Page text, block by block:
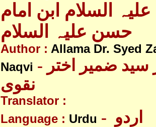
السلام ابن امام
Author : Allama Dr. Syed
Naqvi - علامہ ڈاکٹر سید ضمیر اختر
نقوی
Translator :
Language : Urdu